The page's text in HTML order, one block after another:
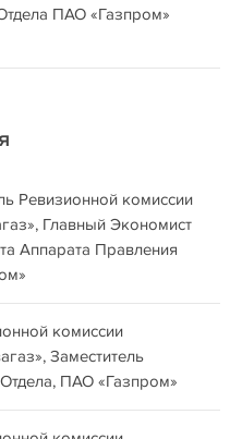
ПАО «Газпром»
Ревизионной комиссии
Главный Экономист
Аппарата Правления
комиссии
Заместитель
ПАО «Газпром»